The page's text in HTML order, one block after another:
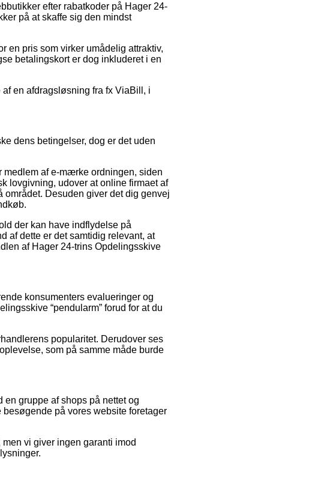
efter rabatkoder på Hager 24-
på at skaffe sig den mindst
en pris som virker umådelig attraktiv,
betalingskort er dog inkluderet i en
en afdragsløsning fra fx ViaBill, i
dens betingelser, dog er det uden
medlem af e-mærke ordningen, siden
lovgivning, udover at online firmaet af
Desuden giver det dig genvej
der kan have indflydelse på
af dette er det samtidig relevant, at
af Hager 24-trins Opdelingsskive
konsumenters evalueringer og
“pendularm” forud for at du
popularitet. Derudover ses
som på samme måde burde
gruppe af shops på nettet og
på vores website foretager
vi giver ingen garanti imod